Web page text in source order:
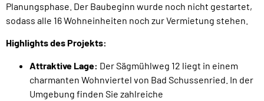
Planungsphase. Der Baubeginn wurde noch nicht gestartet,
sodass alle 16 Wohneinheiten noch zur Vermietung stehen.
Highlights des Projekts:
Attraktive Lage: Der Sägmühlweg 12 liegt in einem
charmanten Wohnviertel von Bad Schussenried. In der
Umgebung finden Sie zahlreiche